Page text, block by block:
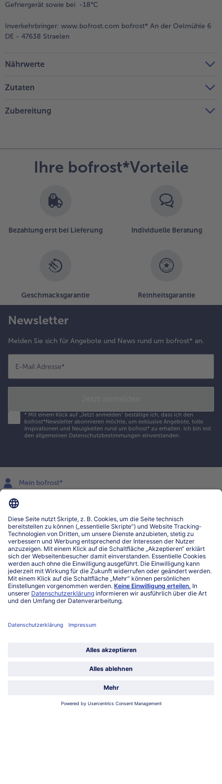
Gefriergerät sowie bei -18°C
Inverkehrbringer: www.bofrost.com bofrost* An der Oelmühle 6
DE - 47638 Straelen
Nährwerte
Zutaten
Zubereitung
Ihre bofrost*Vorteile
Bezahlung erst bei Lieferung Individuelle Beratung
Geschmacksgarantie Reinheitsgarantie
Newsletter
Melden Sie sich für Angebote und News rund um bofrost* an.
E-Mail Adresse*
* Mit einem Klick auf „Jetzt anmelden" bestätige ich, dass ich den
bofrost*Newsletter abonnieren möchte, um exklusive Angebote, tolle
Inspirationen und Neuigkeiten rund um bofrost* zu erhalten. Ich bin mit
den allgemeinen Datenschutzbestimmungen einverstanden.
Mein bofrost*
www.bofrost.lu
027863232
Mo-Fr. von 7 bis 20 Uhr
Service
Über bofrost*